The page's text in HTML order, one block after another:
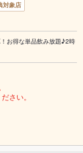
対象店
お得な単品飲み放題♪2時
さい。